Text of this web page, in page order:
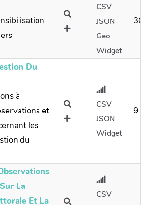
CSV
JSON
Geo
Widget
30
Du
à
et
les
du
CSV
JSON
Widget
9
La
Et La
CSV